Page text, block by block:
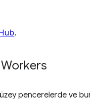
pencerelerde ve